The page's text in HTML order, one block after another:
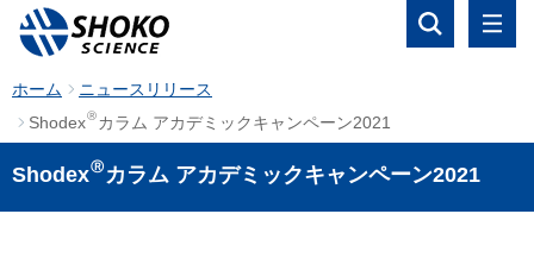
ホーム
ニュースリリース
ShodexⓇ カラム アカデミックキャンペーン2021
ShodexⓇ カラム アカデミックキャンペーン2021